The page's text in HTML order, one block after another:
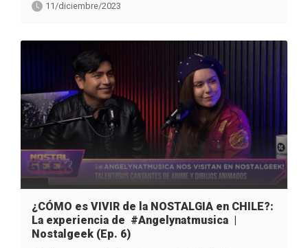
11/diciembre/2023
¿CÓMO es VIVIR de la NOSTALGIA en CHILE?:
La experiencia de #Angelynatmusica |
Nostalgeek (Ep. 6)